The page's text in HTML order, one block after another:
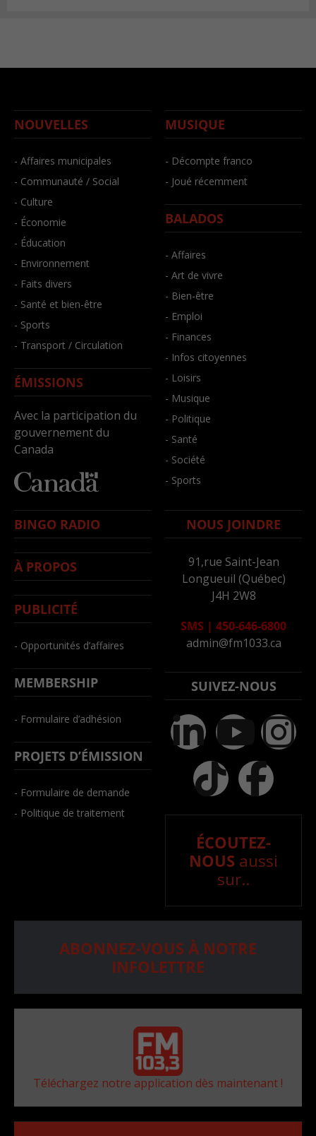
NOUVELLES
- Affaires municipales
- Communauté / Social
- Culture
- Économie
- Éducation
- Environnement
- Faits divers
- Santé et bien-être
- Sports
- Transport / Circulation
ÉMISSIONS
Avec la participation du
gouvernement du
Canada
MUSIQUE
- Décompte franco
- Joué récemment
BALADOS
- Affaires
- Art de vivre
- Bien-être
- Emploi
- Finances
- Infos citoyennes
- Loisirs
- Musique
- Politique
- Santé
- Société
- Sports
BINGO RADIO
À PROPOS
PUBLICITÉ
- Opportunités d’affaires
MEMBERSHIP
- Formulaire d’adhésion
PROJETS D’ÉMISSION
- Formulaire de demande
- Politique de traitement
NOUS JOINDRE
91,rue Saint-Jean
Longueuil (Québec)
J4H 2W8
SMS | 450-646-6800
admin@fm1033.ca
SUIVEZ-NOUS
ÉCOUTEZ-
NOUS aussi
sur..
ABONNEZ-VOUS À NOTRE
INFOLETTRE
Téléchargez notre application dès maintenant !